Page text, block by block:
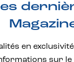
en
sur le